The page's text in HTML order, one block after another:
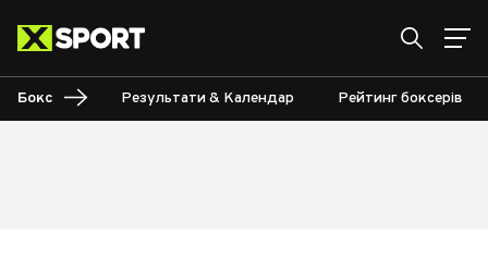
Бокс Результати & Календар Рейтинг боксерів